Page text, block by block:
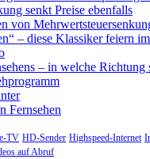
senkt Preise ebenfalls
von
– diese Klassiker feiern
– in welche
Fernsehen
TV HD-Sender Highspeed-Internet
auf Abruf